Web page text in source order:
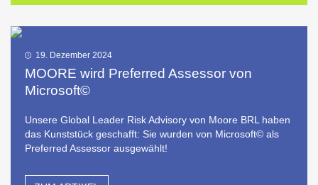
19. Dezember 2024
MOORE wird Preferred Assessor von
Microsoft©
Unsere Global Leader Risk Advisory von Moore BRL haben
das Kunststück geschafft: Sie wurden von Microsoft© als
Preferred Assessor ausgewählt!